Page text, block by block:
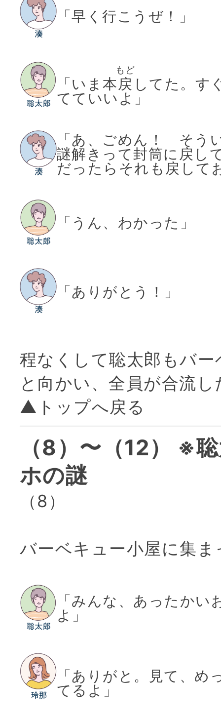
「早く行こうぜ！」
「いま本戻
もど
してた。す
てていいよ」
「あ、ごめん！ そう
謎解きって封筒に戻
だったらそれも戻して
「うん、わかった」
「ありがとう！」
程なくして聡太郎もバ
と向かい、全員が合流し
▲トップへ戻る
（8）〜（12） ※
ホの謎
（8）
バーベキュー小屋に集
「みんな、あったかい
よ」
「ありがと。見て、め
てるよ」